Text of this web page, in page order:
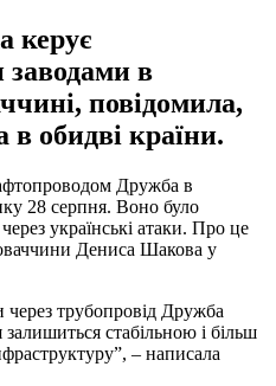
керує
в
повідомила,
обидві країни.
Дружба в
28 серпня. Воно було
українські атаки. Про це
Дениса Шакова у
трубопровід Дружба
стабільною і більш
– написала